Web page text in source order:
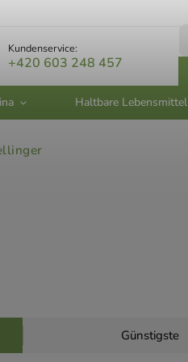
Kundenservice:
+420 603 248 457
Haltbare Lebensmittel
Günstigste